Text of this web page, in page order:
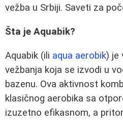
vežba u Srbiji. Saveti za
Šta je Aquabik?
Aquabik (ili aqua aerobik) je
vežbanja koja se izvodi u
bazenu. Ova aktivnost
klasičnog aerobika sa
izuzetno efikasnom, a